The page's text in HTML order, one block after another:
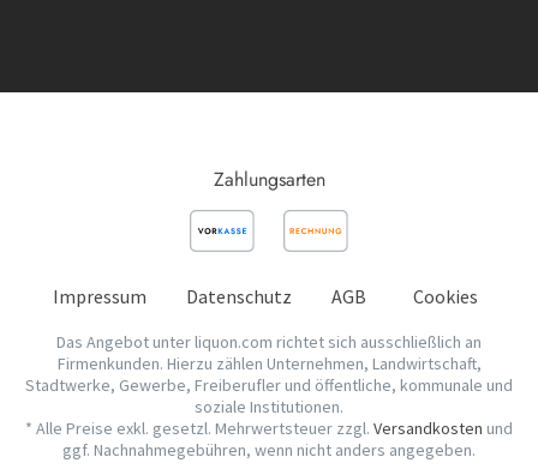
Zahlungsarten
Impressum Datenschutz AGB Cookies
Das Angebot unter liquon.com richtet sich ausschließlich an
Firmenkunden. Hierzu zählen Unternehmen, Landwirtschaft,
Stadtwerke, Gewerbe, Freiberufler und öffentliche, kommunale und
soziale Institutionen.
* Alle Preise exkl. gesetzl. Mehrwertsteuer zzgl. Versandkosten und
ggf. Nachnahmegebühren, wenn nicht anders angegeben.